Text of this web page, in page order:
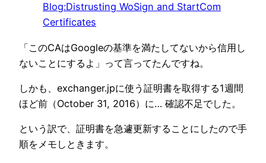
Blog:Distrusting WoSign and StartCom
Certificates
「このCAはGoogleの基準を満たしてないから信用し
ないことにするよ」って言ってたんですね。
しかも、exchanger.jpに使う証明書を取得する1週間
ほど前（October 31, 2016）に… 確認不足でした。
という訳で、証明書を急遽更新することにしたので手
順をメモしときます。